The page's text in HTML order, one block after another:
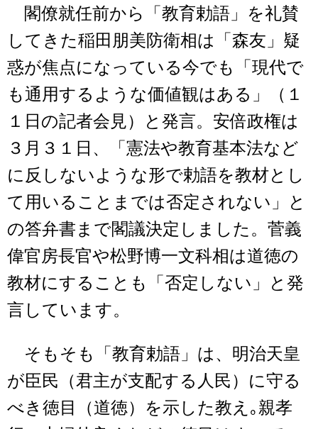
閣僚就任前から「教育勅語」を礼賛
してきた稲田朋美防衛相は「森友」疑
惑が焦点になっている今でも「現代で
も通用するような価値観はある」（１
１日の記者会見）と発言。安倍政権は
３月３１日、「憲法や教育基本法など
に反しないような形で勅語を教材とし
て用いることまでは否定されない」と
の答弁書まで閣議決定しました。菅義
偉官房長官や松野博一文科相は道徳の
教材にすることも「否定しない」と発
言しています。
そもそも「教育勅語」は、明治天皇
が臣民（君主が支配する人民）に守る
べき徳目（道徳）を示した教え｡親孝